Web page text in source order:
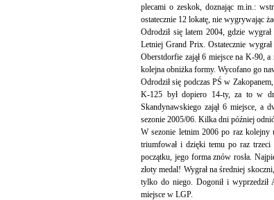
plecami o zeskok, doznając m.in.:
ostatecznie 12 lokatę, nie wygrywając
Odrodził się latem 2004, gdzie
Letniej Grand Prix. Ostatecznie
Oberstdorfie zajął 6 miejsce na K-90,
kolejna obniżka formy. Wycofano go
Odrodził się podczas PŚ w
K-125 był dopiero 14-ty, za to w
Skandynawskiego zajął 6 miejsce, a
sezonie 2005/06. Kilka dni później
W sezonie letnim 2006 po raz
triumfował i dzięki temu po raz
początku, jego forma znów rosła.
złoty medal! Wygrał na średniej
tylko do niego. Dogonił i wyprzedził
miejsce w LGP.